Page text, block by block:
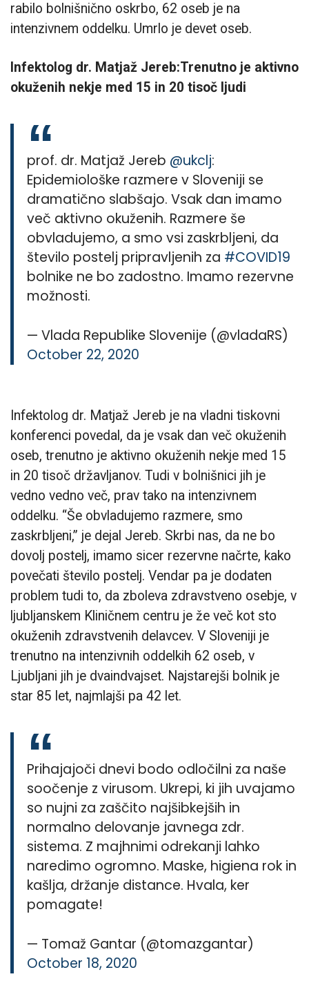
rabilo bolnišnično oskrbo, 62 oseb je na
intenzivnem oddelku. Umrlo je devet oseb.
Infektolog dr. Matjaž Jereb:Trenutno je aktivno
okuženih nekje med 15 in 20 tisoč ljudi
prof. dr. Matjaž Jereb @ukclj:
Epidemiološke razmere v Sloveniji se
dramatično slabšajo. Vsak dan imamo
več aktivno okuženih. Razmere še
obvladujemo, a smo vsi zaskrbljeni, da
število postelj pripravljenih za #COVID19
bolnike ne bo zadostno. Imamo rezervne
možnosti.
— Vlada Republike Slovenije (@vladaRS)
October 22, 2020
Infektolog dr. Matjaž Jereb je na vladni tiskovni
konferenci povedal, da je vsak dan več okuženih
oseb, trenutno je aktivno okuženih nekje med 15
in 20 tisoč državljanov. Tudi v bolnišnici jih je
vedno vedno več, prav tako na intenzivnem
oddelku. “Še obvladujemo razmere, smo
zaskrbljeni,” je dejal Jereb. Skrbi nas, da ne bo
dovolj postelj, imamo sicer rezervne načrte, kako
povečati število postelj. Vendar pa je dodaten
problem tudi to, da zboleva zdravstveno osebje, v
ljubljanskem Kliničnem centru je že več kot sto
okuženih zdravstvenih delavcev. V Sloveniji je
trenutno na intenzivnih oddelkih 62 oseb, v
Ljubljani jih je dvaindvajset. Najstarejši bolnik je
star 85 let, najmlajši pa 42 let.
Prihajajoči dnevi bodo odločilni za naše
soočenje z virusom. Ukrepi, ki jih uvajamo
so nujni za zaščito najšibkejših in
normalno delovanje javnega zdr.
sistema. Z majhnimi odrekanji lahko
naredimo ogromno. Maske, higiena rok in
kašlja, držanje distance. Hvala, ker
pomagate!
— Tomaž Gantar (@tomazgantar)
October 18, 2020